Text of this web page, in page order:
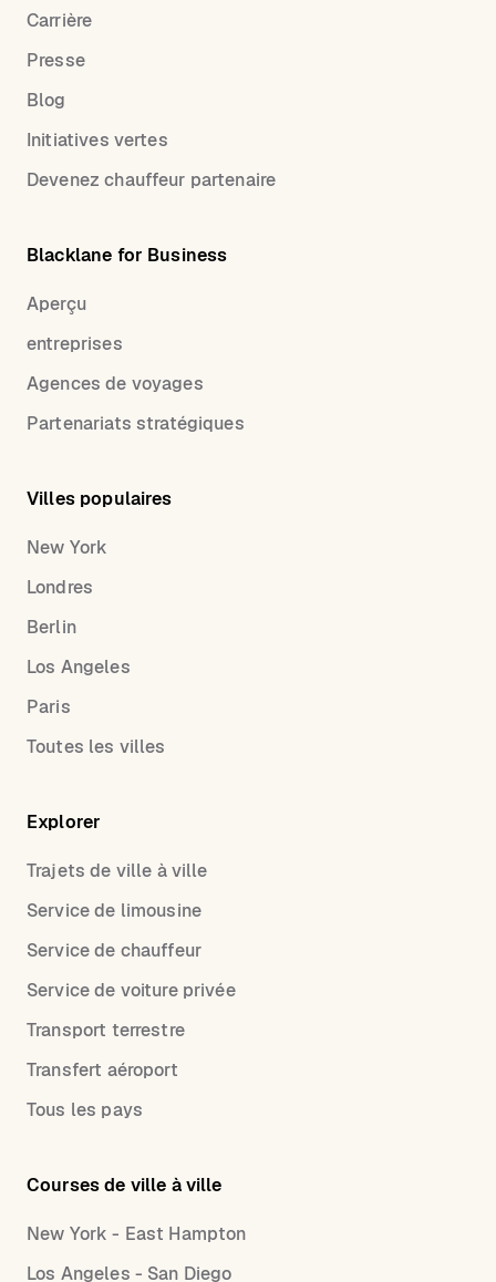
Carrière
Presse
Blog
Initiatives vertes
Devenez chauffeur partenaire
Blacklane for Business
Aperçu
entreprises
Agences de voyages
Partenariats stratégiques
Villes populaires
New York
Londres
Berlin
Los Angeles
Paris
Toutes les villes
Explorer
Trajets de ville à ville
Service de limousine
Service de chauffeur
Service de voiture privée
Transport terrestre
Transfert aéroport
Tous les pays
Courses de ville à ville
New York - East Hampton
Los Angeles - San Diego